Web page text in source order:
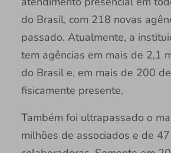
do Brasil, com 218 novas
passado. Atualmente, a
tem agências em mais de 2,1
do Brasil e, em mais de 200
fisicamente presente.
Também foi ultrapassado o
milhões de associados e de